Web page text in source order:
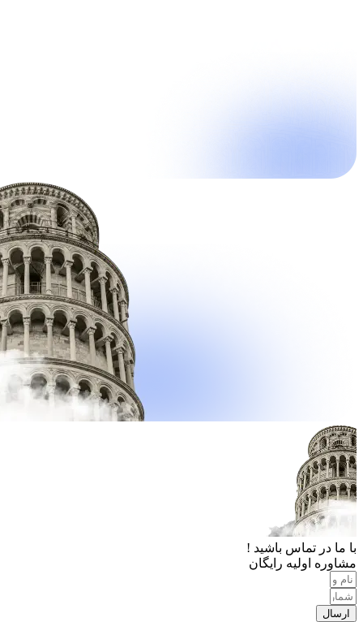
با ما در تماس باشید !
مشاوره اولیه رایگان
ارسال